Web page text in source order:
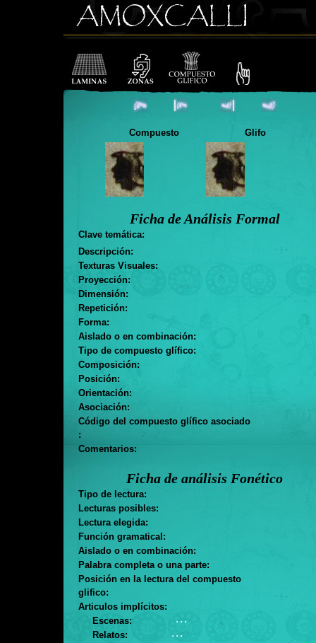
Compuesto Glifo
Ficha de Análisis Formal
Clave temática:
Descripción:
Texturas Visuales:
Proyección:
Dimensión:
Repetición:
Forma:
Aislado o en combinación:
Tipo de compuesto glífico:
Composición:
Posición:
Orientación:
Asociación:
Código del compuesto glífico asociado
:
Comentarios:
Ficha de análisis Fonético
Tipo de lectura:
Lecturas posibles:
Lectura elegida:
Función gramatical:
Aislado o en combinación:
Palabra completa o una parte:
Posición en la lectura del compuesto
glifico:
Articulos implícitos:
Escenas:
. . .
Relatos:
. . .